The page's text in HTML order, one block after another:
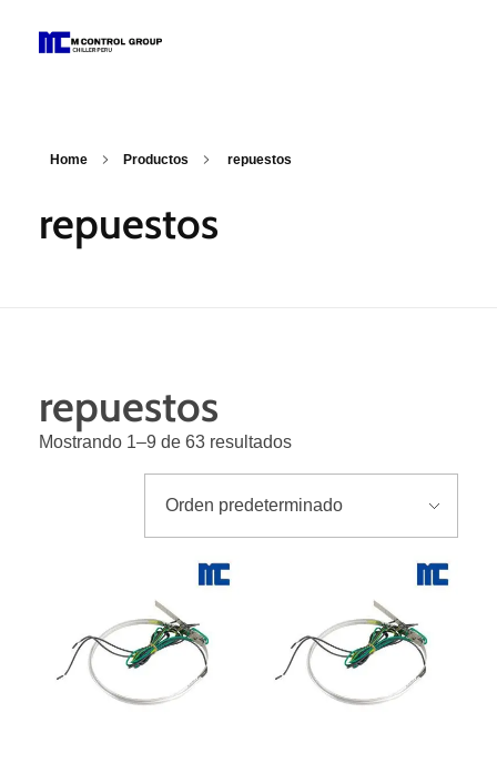
Home Productos repuestos
repuestos
repuestos
Mostrando 1–9 de 63 resultados